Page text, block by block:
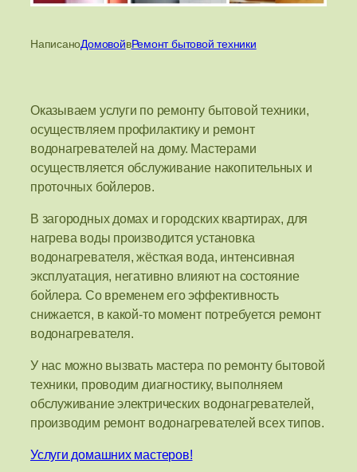
НаписаноДомовойвРемонт бытовой техники
Оказываем услуги по ремонту бытовой техники,
осуществляем профилактику и ремонт
водонагревателей на дому. Мастерами
осуществляется обслуживание накопительных и
проточных бойлеров.
В загородных домах и городских квартирах, для
нагрева воды производится установка
водонагревателя, жёсткая вода, интенсивная
эксплуатация, негативно влияют на состояние
бойлера. Со временем его эффективность
снижается, в какой-то момент потребуется ремонт
водонагревателя.
У нас можно вызвать мастера по ремонту бытовой
техники, проводим диагностику, выполняем
обслуживание электрических водонагревателей,
производим ремонт водонагревателей всех типов.
Услуги домашних мастеров!